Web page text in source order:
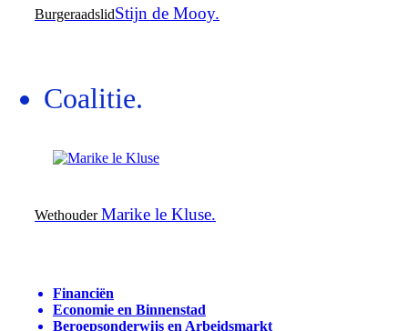
BurgeraadslidStijn de Mooy.
Coalitie.
WethouderMarike le Kluse.
Financiën
Economie en Binnenstad
Beroepsonderwijs en Arbeidsmarkt